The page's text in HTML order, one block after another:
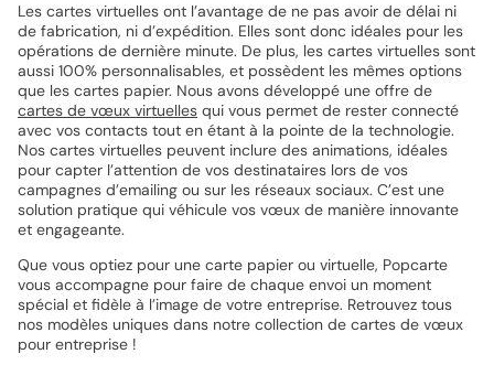
Les cartes virtuelles ont l’avantage de ne pas avoir de délai ni
de fabrication, ni d’expédition. Elles sont donc idéales pour les
opérations de dernière minute. De plus, les cartes virtuelles sont
aussi 100% personnalisables, et possèdent les mêmes options
que les cartes papier. Nous avons développé une offre de
cartes de vœux virtuelles qui vous permet de rester connecté
avec vos contacts tout en étant à la pointe de la technologie.
Nos cartes virtuelles peuvent inclure des animations, idéales
pour capter l’attention de vos destinataires lors de vos
campagnes d’emailing ou sur les réseaux sociaux. C’est une
solution pratique qui véhicule vos vœux de manière innovante
et engageante.
Que vous optiez pour une carte papier ou virtuelle, Popcarte
vous accompagne pour faire de chaque envoi un moment
spécial et fidèle à l’image de votre entreprise. Retrouvez tous
nos modèles uniques dans notre collection de cartes de vœux
pour entreprise !